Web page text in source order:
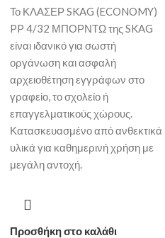
Το ΚΛΑΣΕΡ SKAG (ECONOMY)
PP 4/32 ΜΠΟΡΝΤΩ της SKAG
είναι ιδανικό για σωστή
οργάνωση και ασφαλή
αρχειοθέτηση εγγράφων στο
γραφείο, το σχολείο ή
επαγγελματικούς χώρους.
Κατασκευασμένο από ανθεκτικά
υλικά για καθημερινή χρήση με
μεγάλη αντοχή.
Προσθήκη στο καλάθι